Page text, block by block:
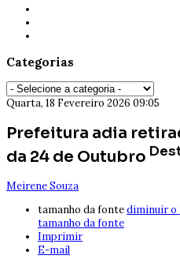
Categorias
Quarta, 18 Fevereiro 2026 09:05
Prefeitura adia
da 24 de Outubro
Meirene Souza
tamanho da fontediminuir o
tamanho da fonte
Imprimir
E-mail